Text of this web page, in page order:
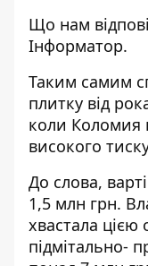
Що нам
Інформатор.
Таким самим
плитку від
коли Коломия
високого
До слова,
1,5 млн грн.
хвастала